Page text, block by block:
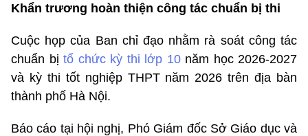
Khẩn trương hoàn thiện công tác chuẩn bị thi
Cuộc họp của Ban chỉ đạo nhằm rà soát công tác
chuẩn bị tổ chức kỳ thi lớp 10 năm học 2026-2027
và kỳ thi tốt nghiệp THPT năm 2026 trên địa bàn
thành phố Hà Nội.
Báo cáo tại hội nghị, Phó Giám đốc Sở Giáo dục và